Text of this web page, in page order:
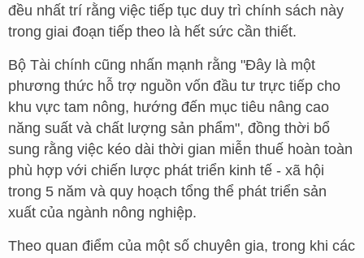
đều nhất trí rằng việc tiếp tục duy trì chính sách này
trong giai đoạn tiếp theo là hết sức cần thiết.
Bộ Tài chính cũng nhấn mạnh rằng "Đây là một
phương thức hỗ trợ nguồn vốn đầu tư trực tiếp cho
khu vực tam nông, hướng đến mục tiêu nâng cao
năng suất và chất lượng sản phẩm", đồng thời bổ
sung rằng việc kéo dài thời gian miễn thuế hoàn toàn
phù hợp với chiến lược phát triển kinh tế - xã hội
trong 5 năm và quy hoạch tổng thể phát triển sản
xuất của ngành nông nghiệp.
Theo quan điểm của một số chuyên gia, trong khi các